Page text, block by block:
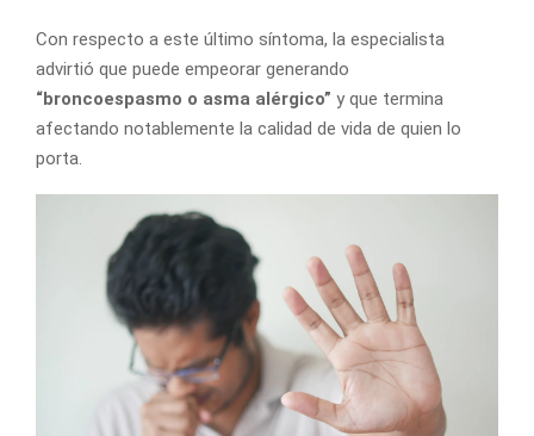
Con respecto a este último síntoma, la especialista
advirtió que puede empeorar generando
“broncoespasmo o asma alérgico” y que termina
afectando notablemente la calidad de vida de quien lo
porta.